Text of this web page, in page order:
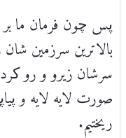
پس چون فرمان ما بر
بالاترین سرزمین
سرشان زیرو و رو
صورت لایه لایه و
ریختیم.